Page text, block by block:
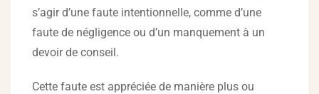
s’agir d’une faute intentionnelle, comme d’une
faute de négligence ou d’un manquement à un
devoir de conseil.
Cette faute est appréciée de manière plus ou